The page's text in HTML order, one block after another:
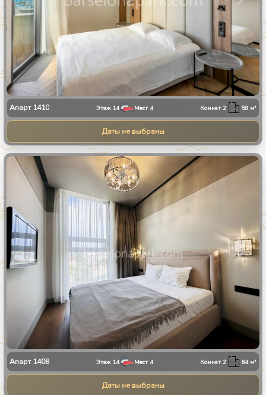
Апарт 1410 Этаж 14 Мест 4 Комнат2 58 м²
Даты не выбраны
1/10
Апарт 1408 Этаж 14 Мест 4 Комнат2 64м²
Даты не выбраны